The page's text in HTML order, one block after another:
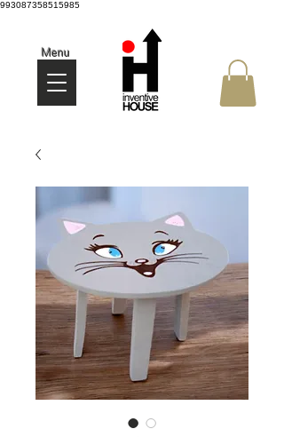
993087358515985
Menu